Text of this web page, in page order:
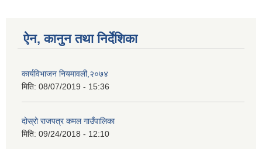
ऐन, कानुन तथा निर्देशिका
कार्यविभाजन नियमावली,२०७४
मिति: 08/07/2019 - 15:36
दोस्रो राजपत्र कमल गाउँपालिका
मिति: 09/24/2018 - 12:10